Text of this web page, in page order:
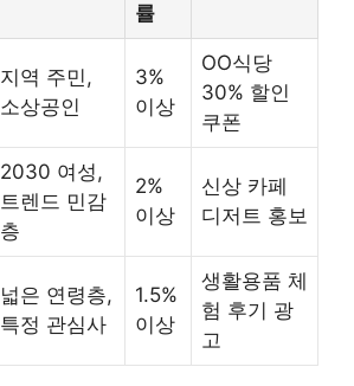
률
지역 주민,
소상공인
3%
이상
OO식당
30% 할인
쿠폰
2030 여성,
트렌드 민감
층
2%
이상
신상 카페
디저트 홍보
넓은 연령층,
특정 관심사
1.5%
이상
생활용품 체
험 후기 광
고